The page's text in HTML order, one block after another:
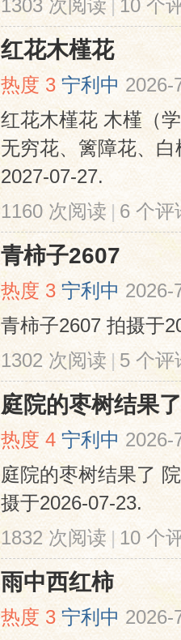
1303 次阅读 | 10 个
红花木槿花
热度 3 宁利中 2026-
红花木槿花 木槿（
无穷花、篱障花、
2027-07-27.
1160 次阅读 | 6 个评
青柿子2607
热度 3 宁利中 2026-
青柿子2607 拍摄于
1302 次阅读 | 5 个评
庭院的枣树结果了
热度 4 宁利中 2026-
庭院的枣树结果了
摄于2026-07-23.
1832 次阅读 | 10 个
雨中西红柿
热度 3 宁利中 2026-